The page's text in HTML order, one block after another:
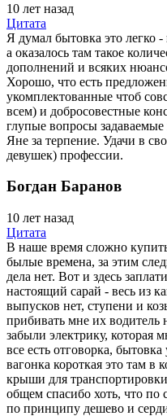
10 лет назад
Цитата
Я думал бытовка это легко
а оказалось там такое
дополнений и всяких
Хорошо, что есть
укомплектованные чтоб
всем) и добросовестные
глупые вопросы
Яне за терпение. Удачи в
девушек) профессии.
Богдан Баранов
10 лет назад
Цитата
В наше время сложно
былые времена, за этим
дела нет. Вот и здесь
настоящий сарай - весь из
выпусков нет, ступени и
прибивать мне их водитель
забыли электрику, которая
все есть отговорка,
вагонка короткая это там
крыши для
общем спасибо хоть, что по
по принципу дешево и